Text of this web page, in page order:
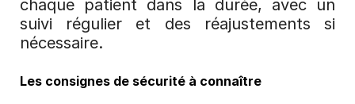
chaque patient dans la durée, avec un
suivi régulier et des réajustements si
nécessaire.
Les consignes de sécurité à connaître